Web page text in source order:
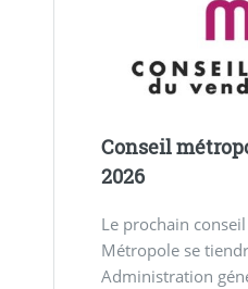
Conseil
2026
Le prochain
Métropole se
Administration